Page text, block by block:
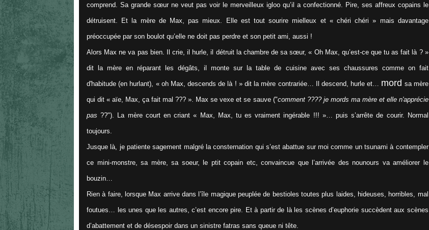
comprend. Sa grande sœur ne veut pas voir le merveilleux igloo qu’il a confectionné. Pire, ses affreux copains le
détruisent. Et la mère de Max, pas mieux. Elle est tout sourire mielleux et « chéri chéri » mais davantage
préoccupée par son boulot qu’elle ne doit pas perdre et son petit ami, aussi !
Alors Max ne va pas bien. Il crie, il hurle, il détruit la chambre de sa sœur, « Oh Max, qu’est-ce que tu as fait là ? »
dit la mère en réparant les dégâts, il monte sur la table de cuisine avec ses chaussures comme on fait
d'habitude (en hurlant), « oh Max, descends de là ! » dit la mère contrariée… Il descend, hurle et… mord sa mère
qui dit «aïe, Max, ça fait mal??? ». Max se vexe et se sauve ("comment ???? je mords ma mère et elle n'apprécie
pas ??"). La mère court en criant « Max, Max, tu es vraiment ingérable !!! »… puis s’arrête de courir. Normal
toujours.
Jusque là, je patiente sagement malgré la consternation qui s’est abattue sur moi comme un tsunami à contempler
ce mini-monstre, sa mère, sa soeur, le ptit copain etc, convaincue que l’arrivée des nounours va améliorer le
bouzin…
Rien à faire, lorsque Max arrive dans l’île magique peuplée de bestioles toutes plus laides, hideuses, horribles, mal
foutues… les unes que les autres, c’est encore pire. Et à partir de là les scènes d’euphorie succèdent aux scènes
d’abattement et de désespoir dans un sinistre fatras sans queue ni tête.